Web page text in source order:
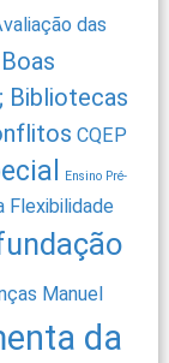
das
Boas
Bibliotecas
CQEP
Ensino Pré-
Flexibilidade
Manuel
da